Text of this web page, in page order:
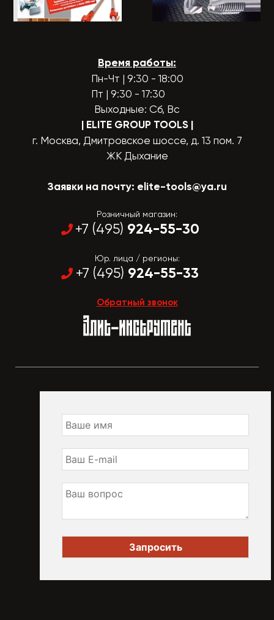
Время работы:
Пн-Чт | 9:30 - 18:00
Пт | 9:30 - 17:30
Выходные: Сб, Вс
| ELITE GROUP TOOLS |
г. Москва, Дмитровское шоссе, д. 13 пом. 7
ЖК Дыхание
Заявки на почту: elite-tools@ya.ru
Розничный магазин:
+7 (495) 924-55-30
Юр. лица / регионы:
+7 (495) 924-55-33
Обратный звонок